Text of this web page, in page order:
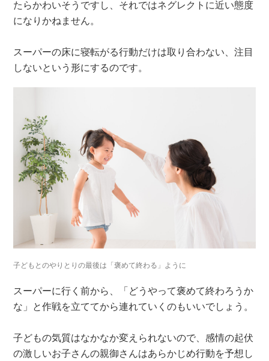
たらかわいそうですし、それではネグレクトに近い態度
になりかねません。
スーパーの床に寝転がる行動だけは取り合わない、注目
しないという形にするのです。
子どもとのやりとりの最後は「褒めて終わる」ように
スーパーに行く前から、「どうやって褒めて終わろうか
な」と作戦を立ててから連れていくのもいいでしょう。
子どもの気質はなかなか変えられないので、感情の起伏
の激しいお子さんの親御さんはあらかじめ行動を予想し